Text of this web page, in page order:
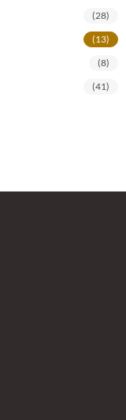
(28)
(13)
(8)
(41)